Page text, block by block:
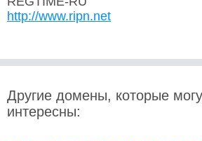
http://www.ripn.net
Другие домены, которые
интересны: